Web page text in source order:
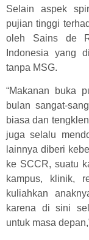
Selain aspek
pujian tinggi
oleh Sains de
Indonesia yang
tanpa MSG.
“Makanan buka
bulan sangat-
biasa dan
juga selalu
lainnya diberi
ke SCCR, suatu
kampus, klinik,
kuliahkan
karena di sini
untuk masa